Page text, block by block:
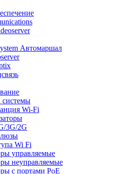
Автомаршал
системы
Wi-Fi
3G/2G
Wi Fi
управляемые
неуправляемые
с портами PoE